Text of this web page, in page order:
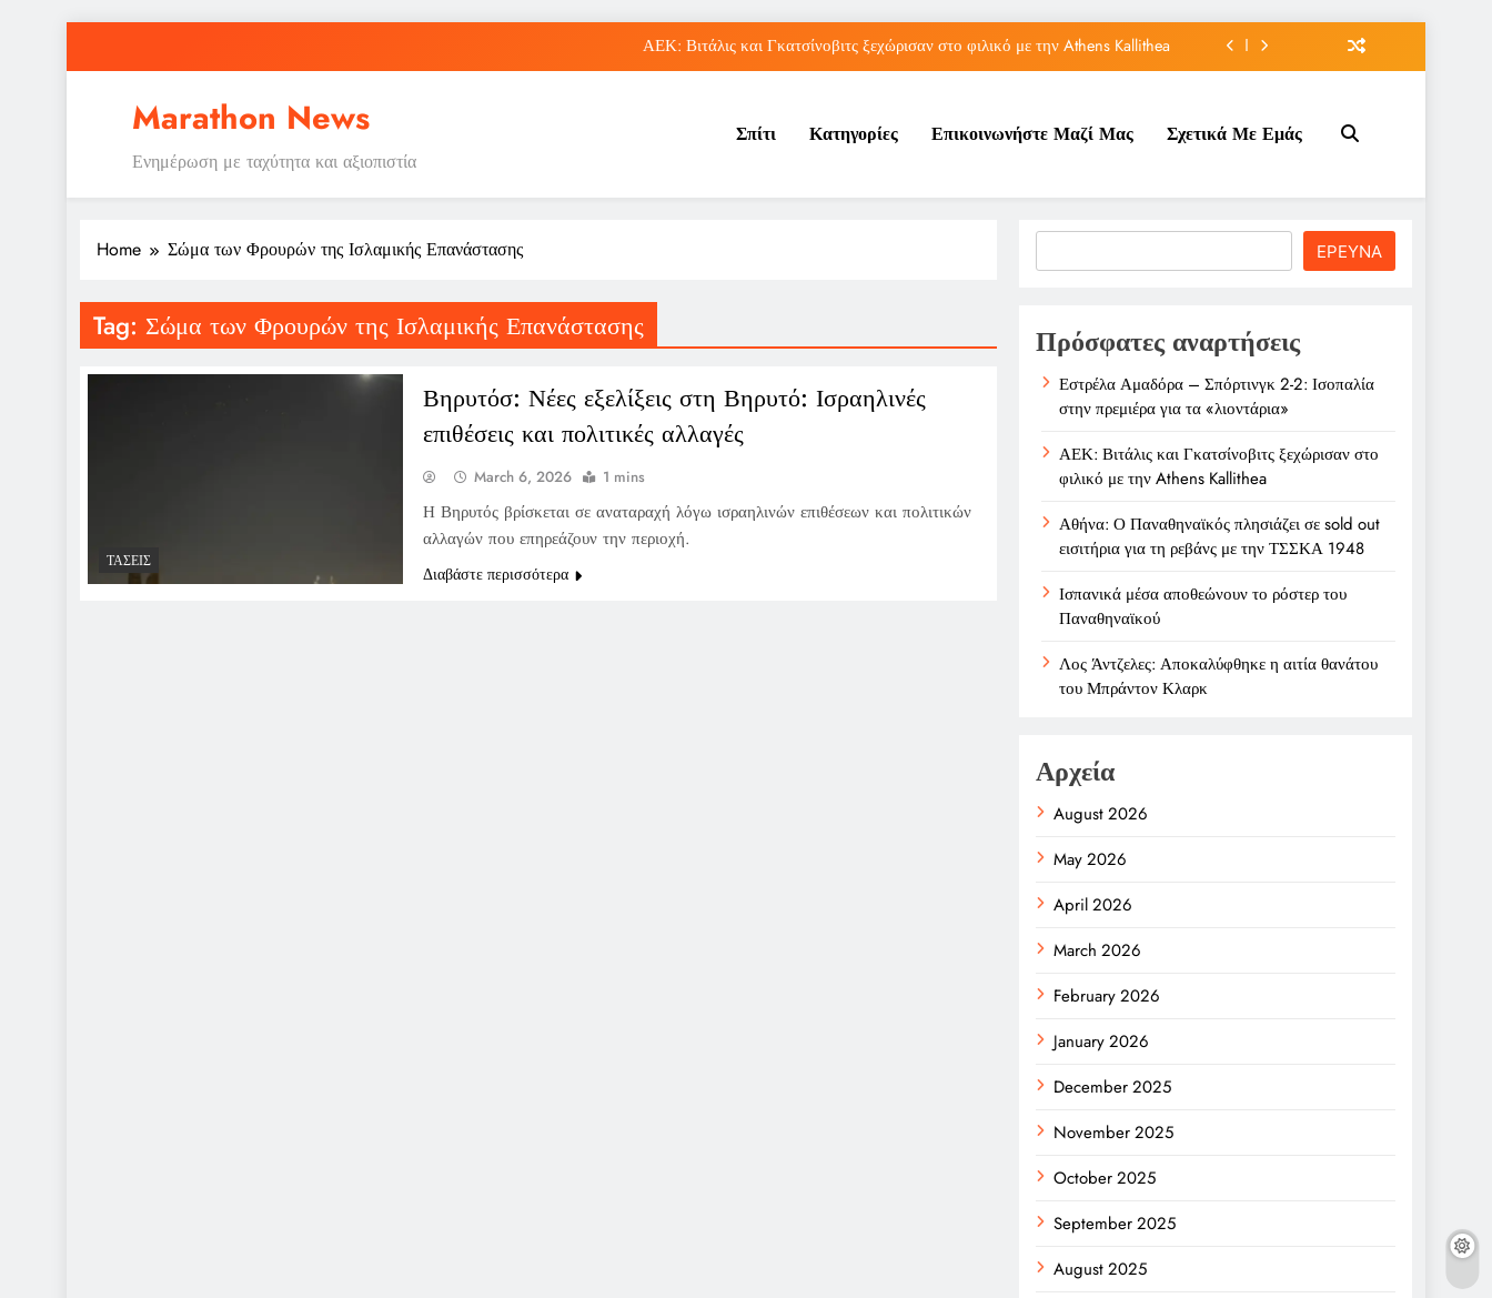
ΑΕΚ: Βιτάλις και Γκατσίνοβιτς ξεχώρισαν στο φιλικό με την Athens Kallithea
Ισπανικά μέσα αποθεώνουν το ρόστερ του Παναθηναϊκού
ΑΕΚ: Βιτάλις και Γκατσίνοβιτς ξεχώρισαν στο φιλικό με την Athens Kallithea
Αθήνα: Ο Παναθηναϊκός πλησιάζει σε sold out εισιτήρια για τη ρεβάνς με την ΤΣΣΚΑ 1948
Marathon News
Ενημέρωση με ταχύτητα και αξιοπιστία
Σπίτι Κατηγορίες Επικοινωνήστε Μαζί Μας Σχετικά Με Εμάς
Home Σώμα των Φρουρών της Ισλαμικής Επανάστασης
Tag: Σώμα των Φρουρών της Ισλαμικής Επανάστασης
ΤΆΣΕΙΣ
Βηρυτόσ: Νέες εξελίξεις στη Βηρυτό: Ισραηλινές
επιθέσεις και πολιτικές αλλαγές
March 6, 2026 1 mins
Η Βηρυτός βρίσκεται σε αναταραχή λόγω ισραηλινών επιθέσεων και πολιτικών
αλλαγών που επηρεάζουν την περιοχή.
Διαβάστε περισσότερα
ΕΡΕΥΝΑ
Πρόσφατες αναρτήσεις
Εστρέλα Αμαδόρα – Σπόρτινγκ 2-2: Ισοπαλία
στην πρεμιέρα για τα «λιοντάρια»
ΑΕΚ: Βιτάλις και Γκατσίνοβιτς ξεχώρισαν στο
φιλικό με την Athens Kallithea
Αθήνα: Ο Παναθηναϊκός πλησιάζει σε sold out
εισιτήρια για τη ρεβάνς με την ΤΣΣΚΑ 1948
Ισπανικά μέσα αποθεώνουν το ρόστερ του
Παναθηναϊκού
Λος Άντζελες: Αποκαλύφθηκε η αιτία θανάτου
του Μπράντον Κλαρκ
Αρχεία
August 2026
May 2026
April 2026
March 2026
February 2026
January 2026
December 2025
November 2025
October 2025
September 2025
August 2025